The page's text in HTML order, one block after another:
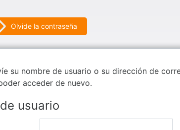
Olvide la contraseña
su nombre de usuario o su dirección de
acceder de nuevo.
usuario